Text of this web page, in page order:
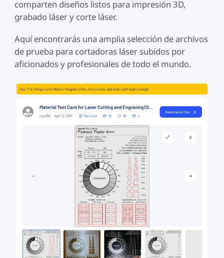
Ver todo
Ver todo
Nuevo
PioCreat Resina
Ver todo
comparten diseños listos para impresión 3D,
grabado láser y corte láser.
Aquí encontrarás una amplia selección de archivos
de prueba para cortadoras láser subidos por
aficionados y profesionales de todo el mundo.